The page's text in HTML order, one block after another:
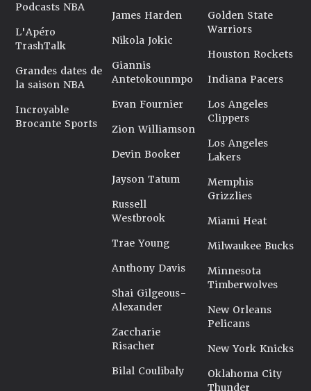
Podcasts NBA
L'Apéro
TrashTalk
Grandes dates de
la saison NBA
Incroyable
Brocante Sports
James Harden
Nikola Jokic
Giannis
Antetokounmpo
Evan Fournier
Zion Williamson
Devin Booker
Jayson Tatum
Russell
Westbrook
Trae Young
Anthony Davis
Shai Gilgeous-
Alexander
Zaccharie
Risacher
Bilal Coulibaly
Golden State
Warriors
Houston Rockets
Indiana Pacers
Los Angeles
Clippers
Los Angeles
Lakers
Memphis
Grizzlies
Miami Heat
Milwaukee Bucks
Minnesota
Timberwolves
New Orleans
Pelicans
New York Knicks
Oklahoma City
Thunder